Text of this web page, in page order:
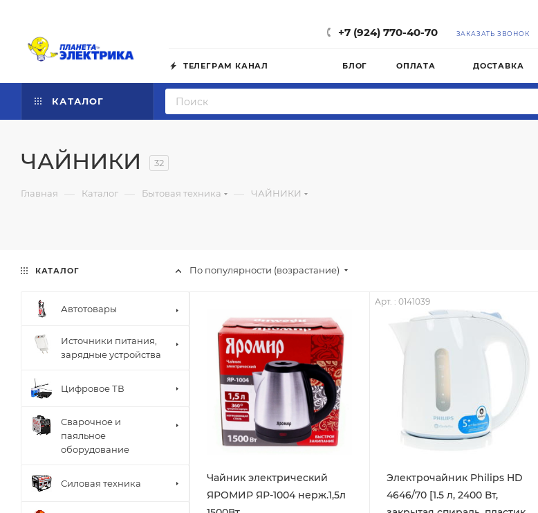
+7 (924) 770-40-70 ЗАКАЗАТЬ ЗВОНОК
ТЕЛЕГРАМ КАНАЛ БЛОГ ОПЛАТА ДОСТАВКА
КАТАЛОГ
ЧАЙНИКИ 32
Главная — Каталог — Бытовая техника — ЧАЙНИКИ
По популярности (возрастание)
Чайник электрический
ЯРОМИР ЯР-1004 нерж.1,5л
Арт. : 0141039
Электрочайник Philips HD
4646/70 [1.5 л, 2400 Вт,
КАТАЛОГ
Автотовары
Источники питания,
зарядные устройства
Цифровое ТВ
Сварочное и
паяльное
оборудование
Силовая техника